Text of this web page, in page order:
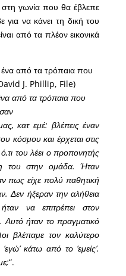
γωνία που θα έβλεπε
για να κάνει τη δική του
από τα πλέον εικονικά
από τα τρόπαια που
κατ εμέ: βλέπεις έναν
κόσμου και έρχεται στις
του λέει ο προπονητής
του στην ομάδα. Ήταν
πως είχε πολύ παθητική
Δεν ήξεραν την αλήθεια
να επιτρέπει στον
Αυτό ήταν το πραγματικό
βλέπαμε τον καλύτερο
κάτω από το ‘εμείς’.
“.